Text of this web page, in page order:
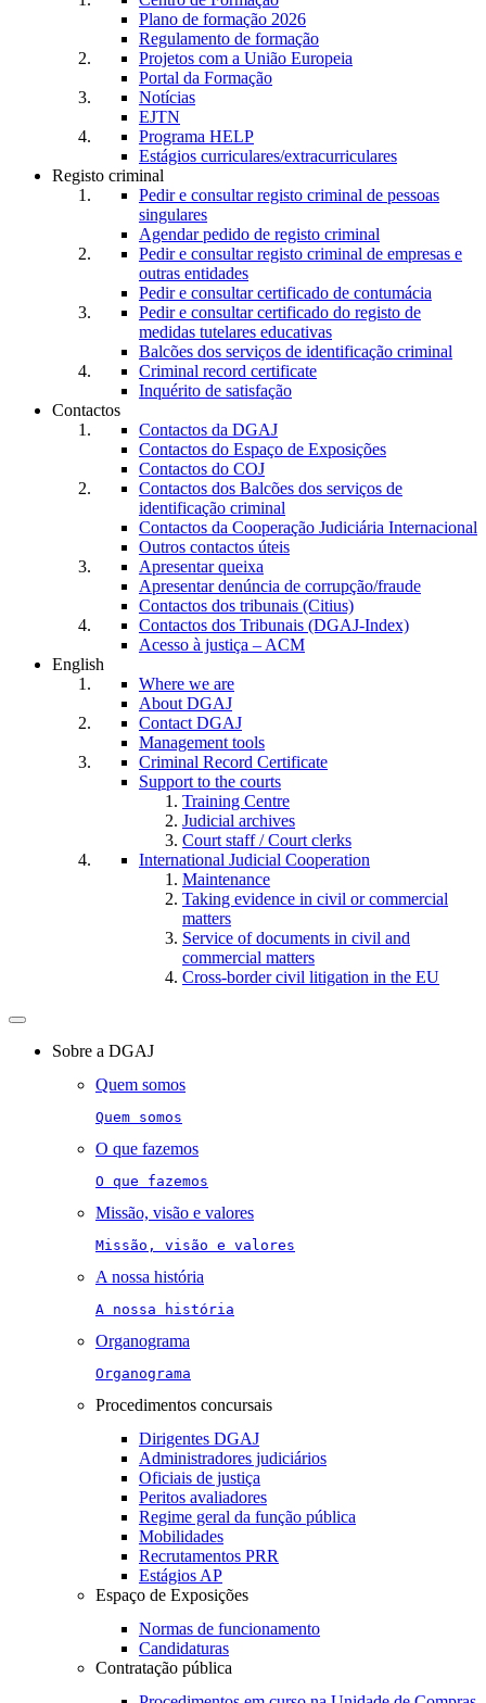
Plano de formação 2026
Regulamento de formação
Projetos com a União Europeia
Portal da Formação
Notícias
EJTN
Programa HELP
Estágios curriculares/extracurriculares
Registo criminal
Pedir e consultar registo criminal de pessoas
singulares
Agendar pedido de registo criminal
Pedir e consultar registo criminal de empresas e
outras entidades
Pedir e consultar certificado de contumácia
Pedir e consultar certificado do registo de
medidas tutelares educativas
Balcões dos serviços de identificação criminal
Criminal record certificate
Inquérito de satisfação
Contactos
Contactos da DGAJ
Contactos do Espaço de Exposições
Contactos do COJ
Contactos dos Balcões dos serviços de
identificação criminal
Contactos da Cooperação Judiciária Internacional
Outros contactos úteis
Apresentar queixa
Apresentar denúncia de corrupção/fraude
Contactos dos tribunais (Citius)
Contactos dos Tribunais (DGAJ-Index)
Acesso à justiça – ACM
English
Where we are
About DGAJ
Contact DGAJ
Management tools
Criminal Record Certificate
Support to the courts
Training Centre
Judicial archives
Court staff / Court clerks
International Judicial Cooperation
Maintenance
Taking evidence in civil or commercial
matters
Service of documents in civil and
commercial matters​​
Cross-border civil litigation in the EU
Toggle
navigationSobre a DGAJ
Quem somos
Quem somos
O que fazemos
O que fazemos
Missão, visão e valores
Missão, visão e valores
A nossa história
A nossa história
Organograma
Organograma
Procedimentos concursais
Dirigentes DGAJ
Administradores judiciários
Oficiais de justiça
Peritos avaliadores
Regime geral da função pública
Mobilidades
Recrutamentos PRR
Estágios AP
Espaço de Exposições
Normas de funcionamento
Candidaturas
Contratação pública